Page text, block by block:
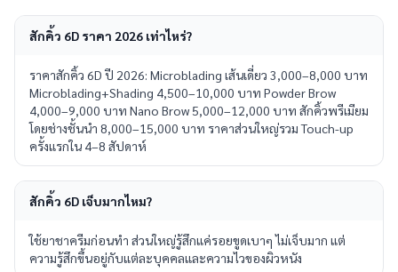
สักคิ้ว 6D ราคา 2026 เท่าไหร่?
ราคาสักคิ้ว 6D ปี 2026: Microblading เส้นเดี่ยว 3,000–8,000 บาท
Microblading+Shading 4,500–10,000 บาท Powder Brow
4,000–9,000 บาท Nano Brow 5,000–12,000 บาท สักคิ้วพรีเมียม
โดยช่างชั้นนำ 8,000–15,000 บาท ราคาส่วนใหญ่รวม Touch-up
ครั้งแรกใน 4–8 สัปดาห์
สักคิ้ว 6D เจ็บมากไหม?
ใช้ยาชาครีมก่อนทำ ส่วนใหญ่รู้สึกแค่รอยขูดเบาๆ ไม่เจ็บมาก แต่
ความรู้สึกขึ้นอยู่กับแต่ละบุคคลและความไวของผิวหนัง